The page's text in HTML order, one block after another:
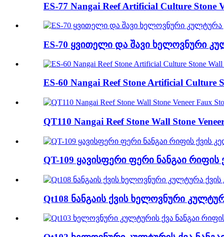
ES-77 Nangai Reef Artificial Culture
ES-70 ყვითელი და შავი ხელოვნური
ES-60 Nangai Reef Stone Artificial Culture
QT110 Nangai Reef Stone Wall Stone
QT-109 ყავისფერი ფერი ნანგაი
Qt108 ნანგაის ქვის ხელოვნური